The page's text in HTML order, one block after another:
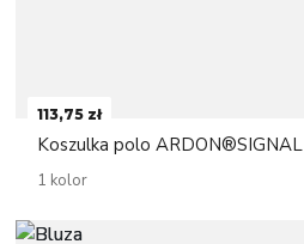
113,75 zł
Koszulka polo ARDON®SIGNAL
1 kolor